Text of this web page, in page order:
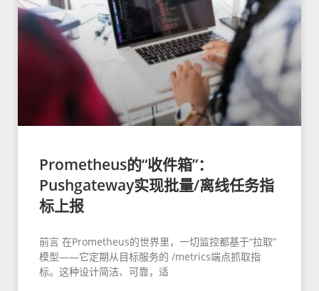
Prometheus的“收件箱”：
Pushgateway实现批量/离线任务指
标上报
前言 在Prometheus的世界里，一切监控都基于“拉取”
模型——它定期从目标服务的 /metrics端点抓取指
标。这种设计简洁、可靠，适